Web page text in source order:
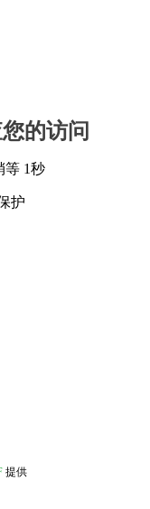
的访问
等 1秒
护
提供